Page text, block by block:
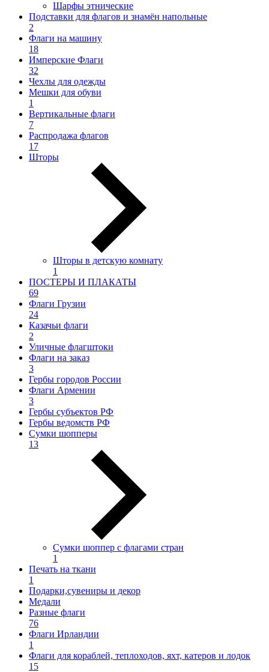
Шарфы этнические
Подставки для флагов и знамён напольные
2
Флаги на машину
18
Имперские Флаги
32
Чехлы для одежды
Мешки для обуви
1
Вертикальные флаги
7
Распродажа флагов
17
Шторы
Шторы в детскую комнату
1
ПОСТЕРЫ И ПЛАКАТЫ
69
Флаги Грузии
24
Казачьи флаги
2
Уличные флагштоки
Флаги на заказ
3
Гербы городов России
Флаги Армении
3
Гербы субъектов РФ
Гербы ведомств РФ
Сумки шопперы
13
Сумки шоппер с флагами стран
1
Печать на ткани
1
Подарки,сувениры и декор
Медали
Разные флаги
76
Флаги Ирландии
1
Флаги для кораблей, теплоходов, яхт, катеров и лодок
15